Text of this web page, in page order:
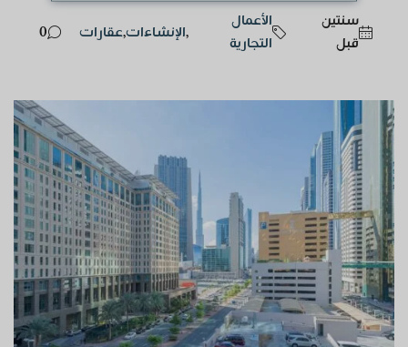
‏سنتين
قبل
الأعمال
التجارية
,الإنشاءات,عقارات 0